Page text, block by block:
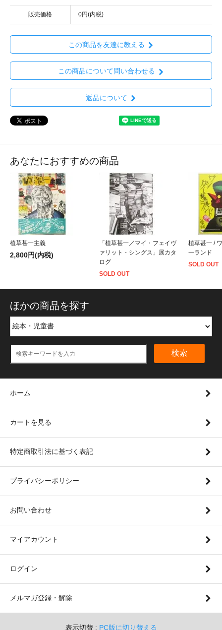
販売価格 0円(内税)
この商品を友達に教える
この商品について問い合わせる
返品について
あなたにおすすめの商品
植草甚一主義
2,800円(内税)
「植草甚一／マイ・フェイヴ
ァリット・シングス」展カタ
ログ
SOLD OUT
植草甚一 /
一ランド
SOLD OUT
ほかの商品を探す
検索
ホーム
カートを見る
特定商取引法に基づく表記
プライバシーポリシー
お問い合わせ
マイアカウント
ログイン
メルマガ登録・解除
表示切替 : PC版に切り替える